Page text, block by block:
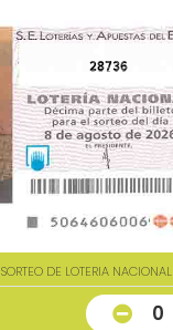
28736
SORTEO DE LOTERIA NACIONAL
0